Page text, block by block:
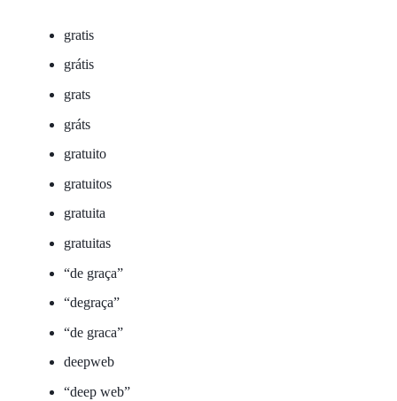
gratis
grátis
grats
gráts
gratuito
gratuitos
gratuita
gratuitas
“de graça”
“degraça”
“de graca”
deepweb
“deep web”